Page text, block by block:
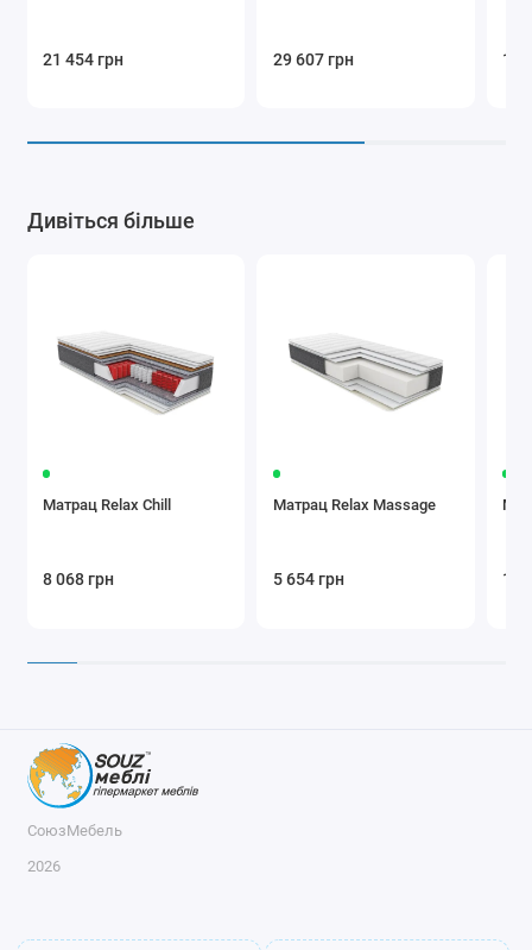
21 454 грн 29 607 грн 18
Дивіться більше
Матрац Relax Chill
8 068 грн
Матрац Relax Massage
5 654 грн 10
СоюзМебель
2026